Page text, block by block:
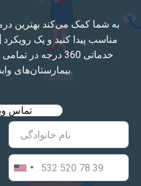
خدماتی 360 درجه
بیمارستان‌های وابسته اتخاذ می‌کند.
تماس